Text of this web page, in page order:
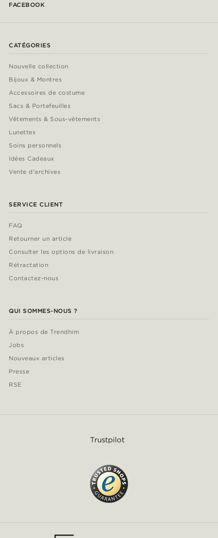
FACEBOOK
CATÉGORIES
Nouvelle collection
Bijoux & Montres
Accessoires de costume
Sacs & Portefeuilles
Vêtements & Sous-vêtements
Lunettes
Soins personnels
Idées Cadeaux
Vente d'archives
SERVICE CLIENT
FAQ
Retourner un article
Consulter les options de livraison
Rétractation
Contactez-nous
QUI SOMMES-NOUS ?
À propos de Trendhim
Jobs
Nouveaux articles
Presse
RSE
Trustpilot